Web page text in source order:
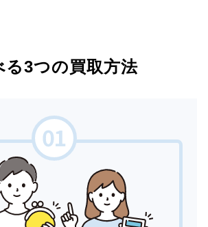
る3つの買取方法